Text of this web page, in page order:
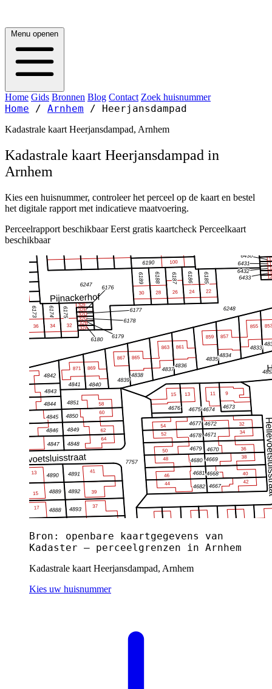
Menu openen
Home Gids Bronnen Blog Contact Zoek huisnummer
Home / Arnhem / Heerjansdampad
Kadastrale kaart Heerjansdampad, Arnhem
Kadastrale kaart Heerjansdampad in
Arnhem
Kies een huisnummer, controleer het perceel op de kaart en bestel
het digitale rapport met indicatieve maatvoering.
Perceelrapport beschikbaar Eerst gratis kaartcheck Perceelkaart
beschikbaar
Bron: openbare kaartgegevens van
Kadaster — perceelgrenzen in Arnhem
Kadastrale kaart Heerjansdampad, Arnhem
Kies uw huisnummer